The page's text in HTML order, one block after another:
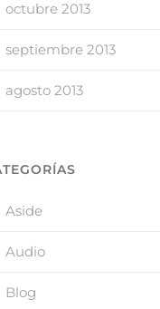
octubre 2013
septiembre 2013
agosto 2013
Aside
Audio
Blog